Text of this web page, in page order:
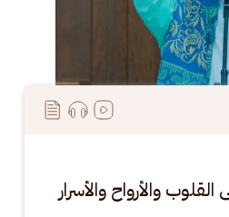
القلوب والأرواح والأسرار